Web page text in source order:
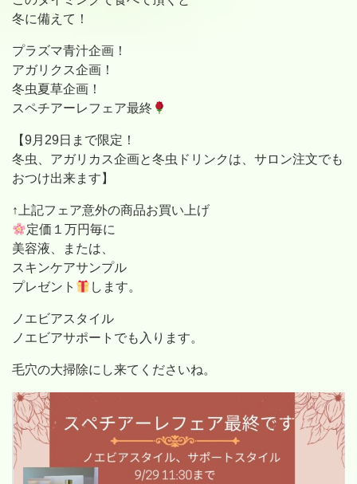
冬に備えて！
プラズマ青汁企画！
アガリクス企画！
冬虫夏草企画！
スペチアーレフェア最終
【9月29日まで限定！
冬虫、アガリカス企画と冬虫ドリンクは、サロン注文でも
おつけ出来ます】
↑上記フェア意外の商品お買い上げ
定価１万円毎に
美容液、または、
スキンケアサンプル
プレゼント
します。
ノエビアスタイル
ノエビアサポートでも入ります。
毛穴の大掃除にし来てくださいね。